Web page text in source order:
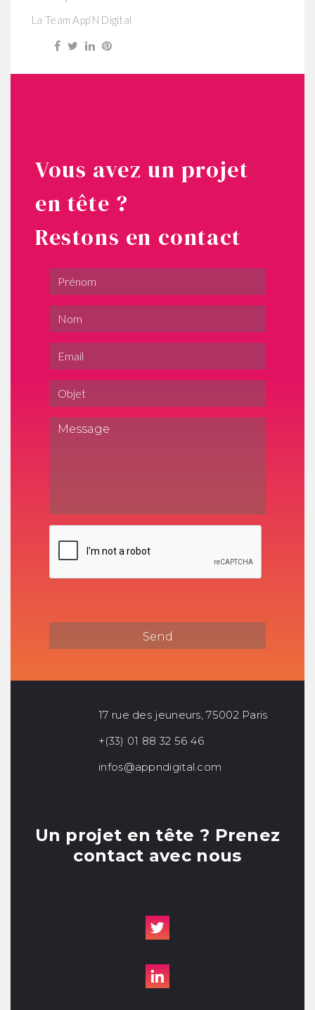
La Team App’N Digital
Vous avez un projet
en tête ?
Restons en contact
17 rue des jeuneurs, 75002 Paris
+(33) 01 88 32 56 46
infos@appndigital.com
Un projet en tête ? Prenez
contact avec nous